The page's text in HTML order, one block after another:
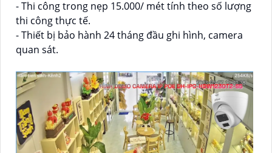
- Thi công trong nẹp 15.000/ mét tính theo số lượng
thi công thực tế.
- Thiết bị bảo hành 24 tháng đầu ghi hình, camera
quan sát.